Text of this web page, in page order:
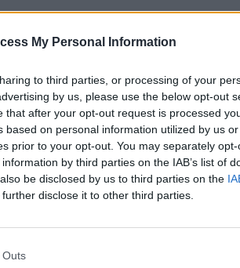
My Personal Information
to third parties, or processing of your
by us, please use the below opt-out
that after your opt-out request is processed
based on personal information utilized by us
prior to your opt-out. You may separately
by third parties on the IAB’s list of
be disclosed by us to third parties on the
disclose it to other third parties.
Outs